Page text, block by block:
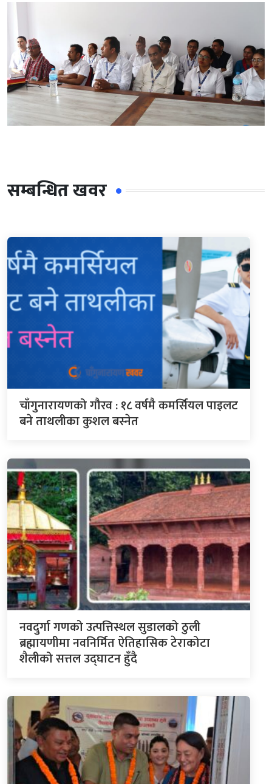
सम्बन्धित खवर
चाँगुनारायणको गौरव : १८ वर्षमै कमर्सियल पाइलट
बने ताथलीका कुशल बस्नेत
नवदुर्गा गणको उत्पत्तिस्थल सुडालको ठुली
ब्रह्मायणीमा नवनिर्मित ऐतिहासिक टेराकोटा
शैलीको सत्तल उद्घाटन हुँदै